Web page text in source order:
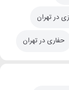
در تهران
حفاری در تهران